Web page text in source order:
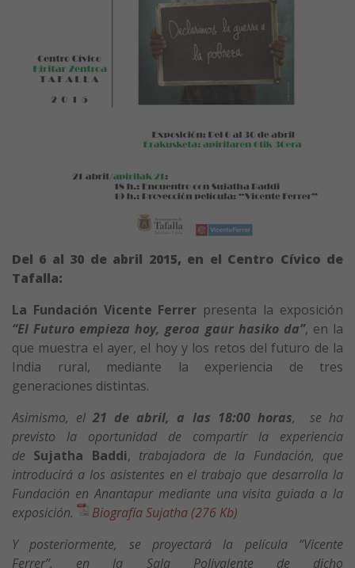
Del 6 al 30 de abril 2015, en el Centro Cívico de
Tafalla:
La Fundación Vicente Ferrer presenta la exposición
“El Futuro empieza hoy, geroa gaur hasiko da”, en la
que muestra el ayer, el hoy y los retos del futuro de la
India rural, mediante la experiencia de tres
generaciones distintas.
Asimismo, el21 de abril, a las 18:00 horas, se ha
previsto la oportunidad de compartir la experiencia
de Sujatha Baddi, trabajadora de la Fundación, que
introducirá a los asistentes en el trabajo que desarrolla la
Fundación en Anantapur mediante una visita guiada a la
exposición.
Biografía Sujatha (276 Kb)
Y posteriormente, se proyectará la película “Vicente
Ferrer”, en la Sala Polivalente de dicho